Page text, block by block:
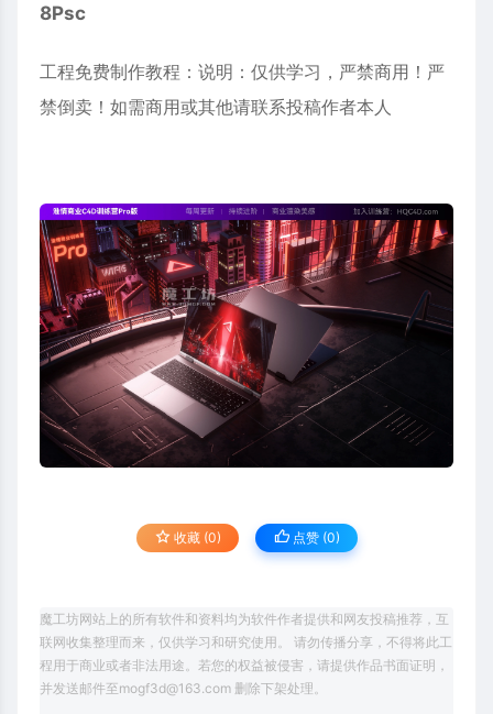
8Psc
工程免费制作教程：说明：仅供学习，严禁商用！严
禁倒卖！如需商用或其他请联系投稿作者本人
收藏 (0) 点赞 (0)
魔工坊网站上的所有软件和资料均为软件作者提供和网友投稿推荐，互
联网收集整理而来，仅供学习和研究使用。 请勿传播分享，不得将此工
程用于商业或者非法用途。若您的权益被侵害，请提供作品书面证明，
并发送邮件至mogf3d@163.com 删除下架处理。